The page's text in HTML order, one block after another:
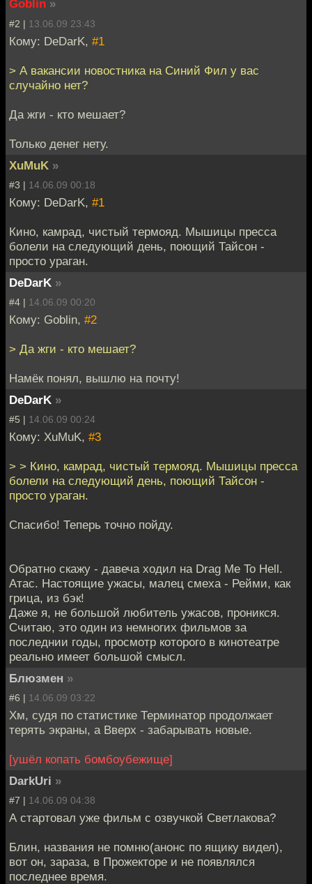
Goblin »
#2 | 13.06.09 23:43
Кому: DeDarK, #1
> А вакансии новостника на Синий Фил у вас
случайно нет?
Да жги - кто мешает?
Только денег нету.
XuMuK »
#3 | 14.06.09 00:18
Кому: DeDarK, #1
Кино, камрад, чистый термояд. Мышицы пресса
болели на следующий день, поющий Тайсон -
просто ураган.
DeDarK »
#4 | 14.06.09 00:20
Кому: Goblin, #2
> Да жги - кто мешает?
Намёк понял, вышлю на почту!
DeDarK »
#5 | 14.06.09 00:24
Кому: XuMuK, #3
> > Кино, камрад, чистый термояд. Мышицы пресса
болели на следующий день, поющий Тайсон -
просто ураган.
Спасибо! Теперь точно пойду.
Обратно скажу - давеча ходил на Drag Me To Hell.
Атас. Настоящие ужасы, малец смеха - Рейми, как
грица, из бэк!
Даже я, не большой любитель ужасов, проникся.
Считаю, это один из немногих фильмов за
последнии годы, просмотр которого в кинотеатре
реально имеет большой смысл.
Блюзмен »
#6 | 14.06.09 03:22
Хм, судя по статистике Терминатор продолжает
терять экраны, а Вверх - забарывать новые.
[ушёл копать бомбоубежище]
DarkUri »
#7 | 14.06.09 04:38
А стартовал уже фильм с озвучкой Светлакова?
Блин, названия не помню(анонс по ящику видел),
вот он, зараза, в Прожекторе и не появлялся
последнее время.